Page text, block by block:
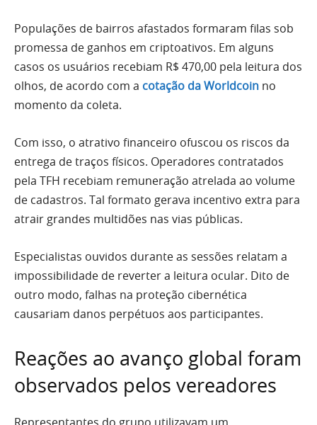
Populações de bairros afastados formaram filas sob
promessa de ganhos em criptoativos. Em alguns
casos os usuários recebiam R$ 470,00 pela leitura dos
olhos, de acordo com a cotação da Worldcoin no
momento da coleta.
Com isso, o atrativo financeiro ofuscou os riscos da
entrega de traços físicos. Operadores contratados
pela TFH recebiam remuneração atrelada ao volume
de cadastros. Tal formato gerava incentivo extra para
atrair grandes multidões nas vias públicas.
Especialistas ouvidos durante as sessões relatam a
impossibilidade de reverter a leitura ocular. Dito de
outro modo, falhas na proteção cibernética
causariam danos perpétuos aos participantes.
Reações ao avanço global foram
observados pelos vereadores